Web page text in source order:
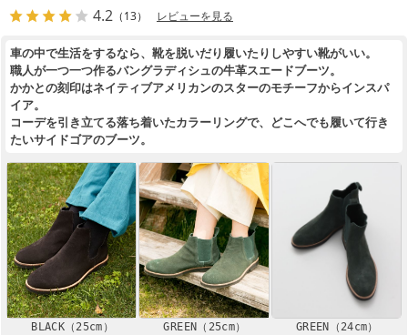
4.2 （13） レビューを見る
車の中で生活をするなら、靴を脱いだり履いたりしやすい靴がいい。
職人が一つ一つ作るバングラディシュの牛革スエードブーツ。
かかとの刻印はネイティブアメリカンのスターのモチーフからインスパ
イア。
コーデを引き立てる落ち着いたカラーリングで、どこへでも履いて行き
たいサイドゴアのブーツ。
BLACK（25cm） GREEN（25cm） GREEN（24cm）